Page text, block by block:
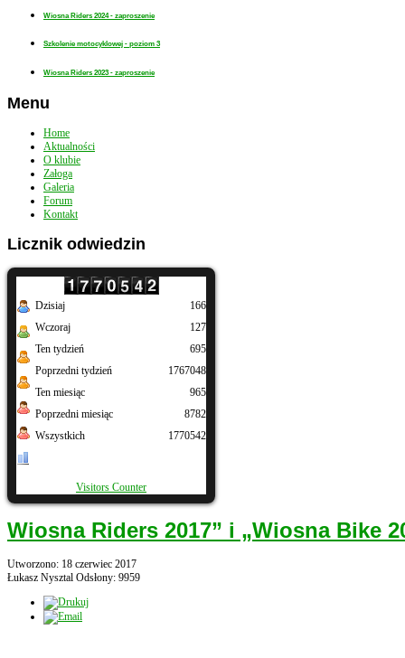
Wiosna Riders 2024 - zaproszenie
Szkolenie motocyklowej - poziom 3
Wiosna Riders 2023 - zaproszenie
Menu
Home
Aktualności
O klubie
Załoga
Galeria
Forum
Kontakt
Licznik odwiedzin
Dzisiaj
Wczoraj
Ten tydzień
Poprzedni tydzień
Ten miesiąc
Poprzedni miesiąc
Wszystkich
166
127
695
1767048
965
8782
1770542
Visitors Counter
Wiosna Riders 2017” i „Wiosna Bike
Utworzono: 18 czerwiec 2017
Łukasz Nysztal Odsłony: 9959